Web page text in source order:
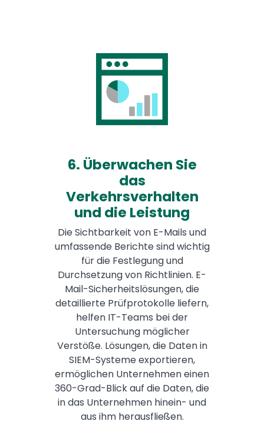
6. Überwachen Sie
das
Verkehrsverhalten
und die Leistung
Die Sichtbarkeit von E-Mails und
umfassende Berichte sind wichtig
für die Festlegung und
Durchsetzung von Richtlinien. E-
Mail-Sicherheitslösungen, die
detaillierte Prüfprotokolle liefern,
helfen IT-Teams bei der
Untersuchung möglicher
Verstöße. Lösungen, die Daten in
SIEM-Systeme exportieren,
ermöglichen Unternehmen einen
360-Grad-Blick auf die Daten, die
in das Unternehmen hinein- und
aus ihm herausfließen.